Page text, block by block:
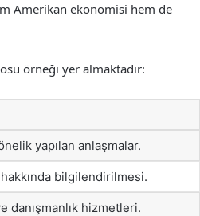
Amerikan ekonomisi hem de
örneği yer almaktadır:
yapılan anlaşmalar.
hakkında bilgilendirilmesi.
danışmanlık hizmetleri.